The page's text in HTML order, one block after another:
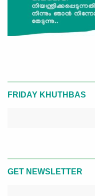
FRIDAY KHUTHBAS
GET NEWSLETTER